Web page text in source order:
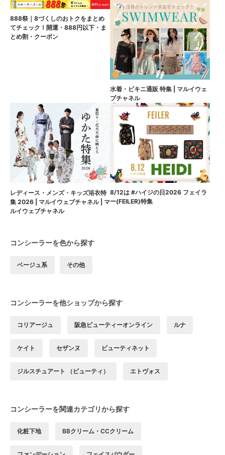
888祭｜8づくしのおトクをまとめ
てチェック！開運・888円以下・ま
とめ割・クーポン
水着・ビキニ通販 特集 | マルイウェ
ブチャネル
レディース・メンズ・キッズ浴衣特
集 2026 | マルイウェブチャネル | マ
ルイウェブチャネル
8/12は #ハイジの日2026 フェイラ
ー(FEILER)特集
コンシーラーを色から探す
ベージュ系 その他
コンシーラーを他ショップから探す
コリアージュ 阪急ビューティーオンライン ルナ
ケイト セザンヌ ビューティネット
ジルスチュアート （ビューティ） エトヴォス
コンシーラーを関連カテゴリから探す
化粧下地 BBクリーム・CCクリーム